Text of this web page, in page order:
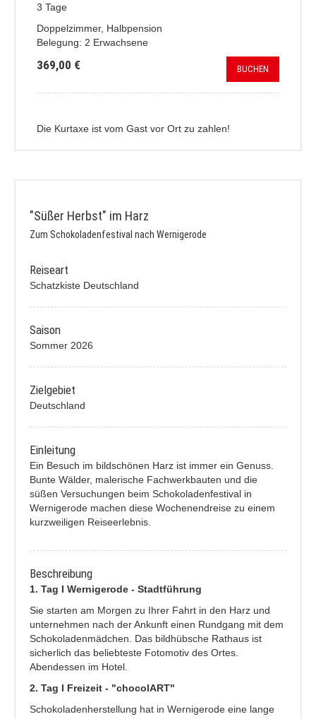
3 Tage
Doppelzimmer, Halbpension
Belegung: 2 Erwachsene
369,00 € BUCHEN
Die Kurtaxe ist vom Gast vor Ort zu zahlen!
"Süßer Herbst" im Harz
Zum Schokoladenfestival nach Wernigerode
Reiseart
Schatzkiste Deutschland
Saison
Sommer 2026
Zielgebiet
Deutschland
Einleitung
Ein Besuch im bildschönen Harz ist immer ein Genuss.
Bunte Wälder, malerische Fachwerkbauten und die
süßen Versuchungen beim Schokoladenfestival in
Wernigerode machen diese Wochenendreise zu einem
kurzweiligen Reiseerlebnis.
Beschreibung
1. Tag I Wernigerode - Stadtführung
Sie starten am Morgen zu Ihrer Fahrt in den Harz und
unternehmen nach der Ankunft einen Rundgang mit dem
Schokoladenmädchen. Das bildhübsche Rathaus ist
sicherlich das beliebteste Fotomotiv des Ortes.
Abendessen im Hotel.
2. Tag I Freizeit - "chocolART"
Schokoladenherstellung hat in Wernigerode eine lange